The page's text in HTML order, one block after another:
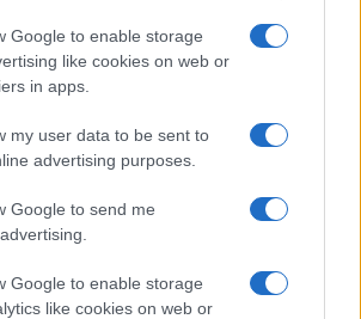
Google to enable storage
like cookies on web or
in apps.
my user data to be sent to
advertising purposes.
Google to send me
Google to enable storage
like cookies on web or
le sue giovani madri lavoratrici
2026